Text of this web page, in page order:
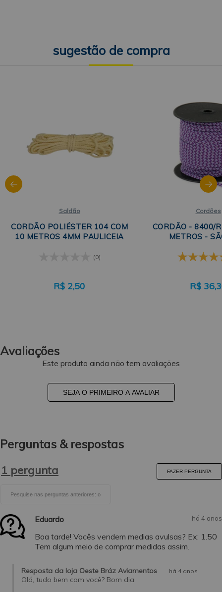
Saldão
CORDÃO POLIÉSTER 104 COM
10 METROS 4MM PAULICEIA
(0)
R$ 2,50
Cordões
CORDÃO - 8400/
METROS -
R$
Avaliações
Este produto ainda não tem avaliações
SEJA O PRIMEIRO A AVALIAR
Perguntas & respostas
1 pergunta FAZER PERGUNTA
Eduardo há 4 anos
Boa tarde! Vocês vendem medias avulsas? Ex: 1.50
Tem algum meio de comprar medidas assim.
Resposta da loja Oeste Bráz Aviamentos há 4 anos
Olá, tudo bem com você? Bom dia